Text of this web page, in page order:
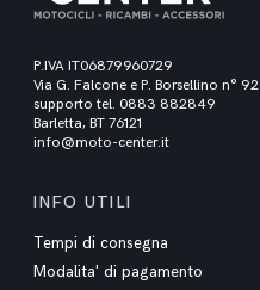
P.IVA IT06879960729
Via G. Falcone e P. Borsellino n° 92
supporto tel. 0883 882849
Barletta, BT 76121
info@moto-center.it
INFO UTILI
Tempi di consegna
Modalita' di pagamento